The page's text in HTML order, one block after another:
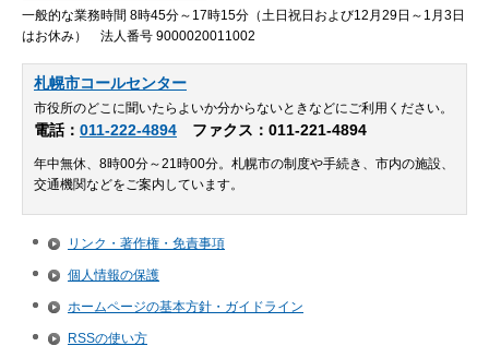
一般的な業務時間 8時45分～17時15分（土日祝日および12月29日～1月3日
はお休み） 法人番号 9000020011002
札幌市コールセンター
市役所のどこに聞いたらよいか分からないときなどにご利用ください。
電話： 011-222-4894 ファクス：011-221-4894
年中無休、8時00分～21時00分。札幌市の制度や手続き、市内の施設、
交通機関などをご案内しています。
リンク・著作権・免責事項
個人情報の保護
ホームページの基本方針・ガイドライン
RSSの使い方